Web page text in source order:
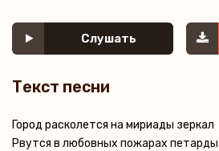
Слушать
Текст песни
Город расколется на мириады зеркал
Рвутся в любовных пожарах